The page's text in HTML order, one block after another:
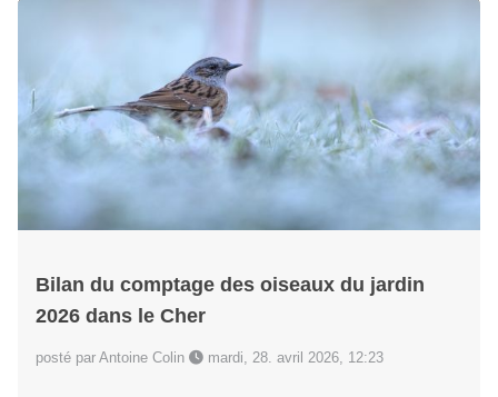
Bilan du comptage des oiseaux du jardin
2026 dans le Cher
posté par Antoine Colin mardi, 28. avril 2026, 12:23